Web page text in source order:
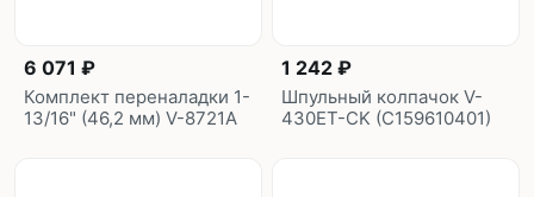
6 071 ₽
Комплект переналадки 1-
13/16" (46,2 мм) V-8721A
1 242 ₽
Шпульный колпачок V-
430ET-CK (C159610401)